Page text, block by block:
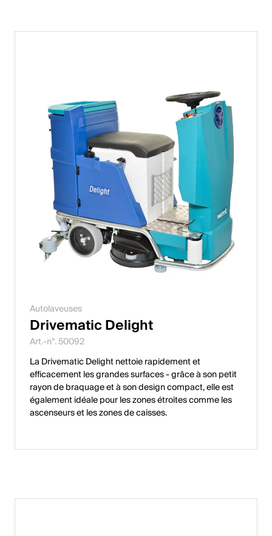
Autolaveuses
Drivematic Delight
Art.-n°. 50092
La Drivematic Delight nettoie rapidement et
efficacement les grandes surfaces - grâce à son petit
rayon de braquage et à son design compact, elle est
également idéale pour les zones étroites comme les
ascenseurs et les zones de caisses.